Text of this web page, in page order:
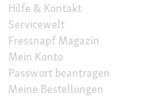
Hilfe & Kontakt
Servicewelt
Fressnapf Magazin
Mein Konto
Passwort beantragen
Meine Bestellungen